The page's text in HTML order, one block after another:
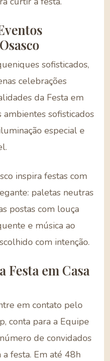
sofisticados,
celebrações
da Festa em
ambientes sofisticados
especial e
inspira festas com
paletas neutras
postas com louça
e música ao
com intenção.
Festa em Casa
em contato pelo
conta para a Equipe
de convidados
festa. Em até 48h